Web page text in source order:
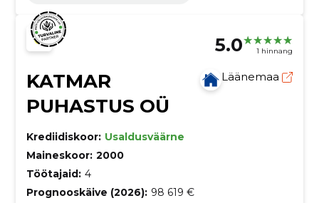
5.0 1 hinnang
KATMAR
PUHASTUS OÜ
Läänemaa
Krediidiskoor: Usaldusväärne
Maineskoor: 2000
Töötajaid: 4
Prognooskäive (2026): 98 619 €